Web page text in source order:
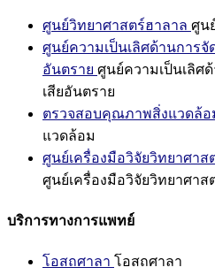
ศูนย์วิทยาศาสตร์ฮาลาล ศูน
ศูนย์ความเป็นเลิศด้านการจั
อันตราย ศูนย์ความเป็นเลิศ
เสียอันตราย
ตรวจสอบคุณภาพสิ่งแวดล้อ
แวดล้อม
ศูนย์เครื่องมือวิจัยวิทยาศาส
ศูนย์เครื่องมือวิจัยวิทยาศาส
บริการทางการแพทย์
โอสถศาลา โอสถศาลา